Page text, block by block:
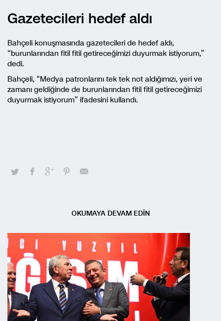
Gazetecileri hedef aldı
Bahçeli konuşmasında gazetecileri de hedef aldı,
“burunlarından fitil fitil getireceğimizi duyurmak istiyorum,”
dedi.
Bahçeli, “Medya patronlarını tek tek not aldığımızı, yeri ve
zamanı geldiğinde de burunlarından fitil fitil getireceğimizi
duyurmak istiyorum” ifadesini kullandı.
OKUMAYA DEVAM EDİN